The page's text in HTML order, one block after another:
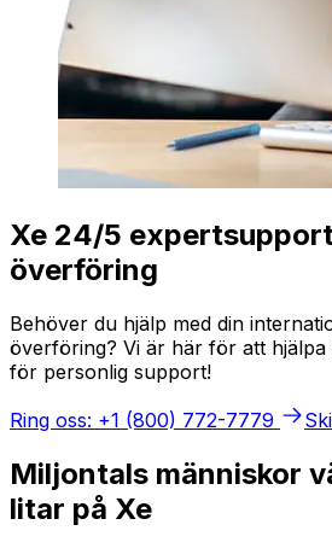
Xe 24/5
överföring
Behöver du hjälp med din
överföring? Vi är här för att hjälpa
för personlig support!
Ring oss: +1 (800) 772-7779
Miljontals människor
litar på Xe